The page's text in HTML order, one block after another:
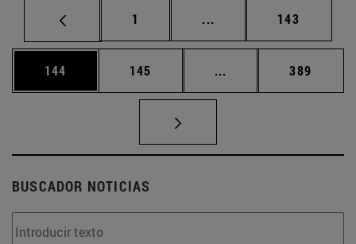
Página
1 ... Páginas intermedias
Página
143
Página
144 Página
145 ... Páginas intermedias
Página
389
BUSCADOR NOTICIAS